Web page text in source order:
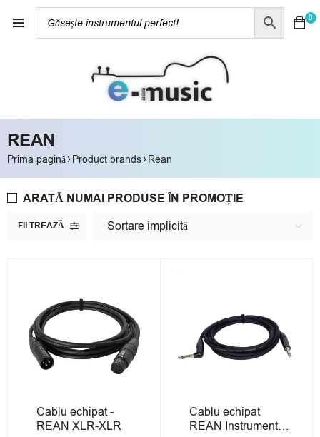
0
REAN
Prima pagină› Product brands› Rean
FILTREAZĂ Sortare implicită
ARATĂ NUMAI PRODUSE ÎN PROMOȚIE
Cablu echipat -
REAN XLR-XLR
Cablu echipat
REAN Instrument